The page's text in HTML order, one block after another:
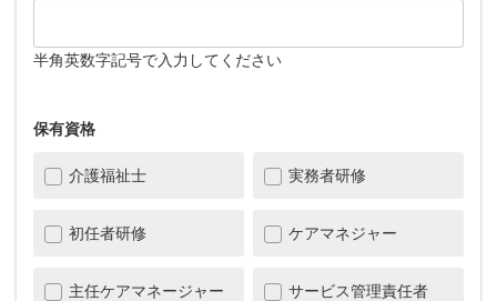
半角英数字記号で入力してください
保有資格
介護福祉士 実務者研修
初任者研修 ケアマネジャー
主任ケアマネージャー サービス管理責任者